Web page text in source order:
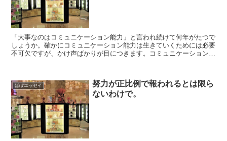
「大事なのはコミュニケーション能力」と言われ続けて何年がたつで
しょうか。確かにコミュニケーション能力は生きていくためには必要
不可欠ですが、かけ声ばかりが目につきます。コミュニケーション能
ほぼエッセイ
努力が正比例で報われるとは限ら
ないわけで。